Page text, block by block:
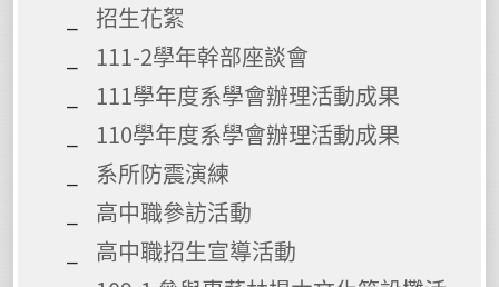
招生花絮
111-2學年幹部座談會
111學年度系學會辦理活動成果
110學年度系學會辦理活動成果
系所防震演練
高中職參訪活動
高中職招生宣導活動